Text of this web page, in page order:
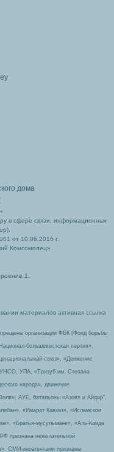
дома
в сфере связи, информационных
от 10.06.2016 г.
Комсомолец»
1.
материалов активная ссылка
организации ФБК (Фонд борьбы
большевистская партия»,
союз», «Движение
УНСО, УПА, «Тризуб им. Степана
народа», движение
АУЕ, батальоны «Азов» и Айдар″.
«Имарат Кавказ», «Исламское
«Братья-мусульмане», «Аль-Каида
признана нежелательной
СМИ-иноагентами признаны: